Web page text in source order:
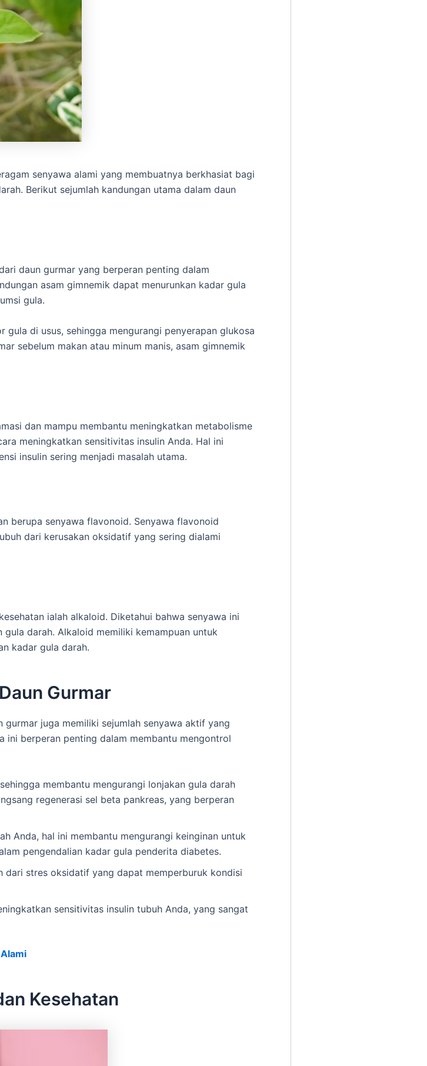
senyawa alami yang membuatnya berkhasiat bagi
Berikut sejumlah kandungan utama dalam daun
daun gurmar yang berperan penting dalam
asam gimnemik dapat menurunkan kadar gula
gula.
di usus, sehingga mengurangi penyerapan glukosa
sebelum makan atau minum manis, asam gimnemik
dan mampu membantu meningkatkan metabolisme
meningkatkan sensitivitas insulin Anda. Hal ini
insulin sering menjadi masalah utama.
berupa senyawa flavonoid. Senyawa flavonoid
dari kerusakan oksidatif yang sering dialami
ialah alkaloid. Diketahui bahwa senyawa ini
darah. Alkaloid memiliki kemampuan untuk
kadar gula darah.
Gurmar
gurmar juga memiliki sejumlah senyawa aktif yang
ini berperan penting dalam membantu mengontrol
membantu mengurangi lonjakan gula darah
regenerasi sel beta pankreas, yang berperan
Anda, hal ini membantu mengurangi keinginan untuk
pengendalian kadar gula penderita diabetes.
stres oksidatif yang dapat memperburuk kondisi
sensitivitas insulin tubuh Anda, yang sangat
Kesehatan